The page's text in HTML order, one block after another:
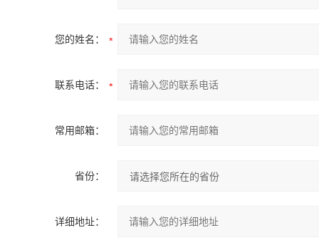
您的姓名：
联系电话：
常用邮箱：
省份：
详细地址：